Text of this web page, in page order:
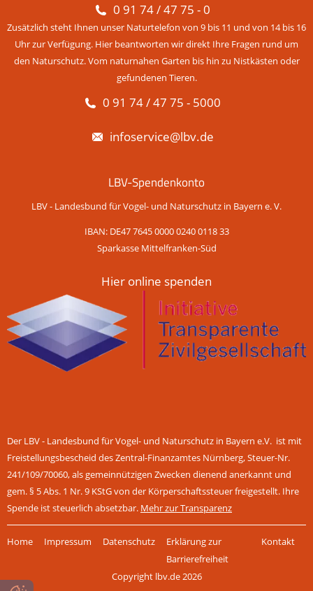
0 91 74 / 47 75 - 0
Zusätzlich steht Ihnen unser Naturtelefon von 9 bis 11 und von 14 bis 16
Uhr zur Verfügung. Hier beantworten wir direkt Ihre Fragen rund um
den Naturschutz. Vom naturnahen Garten bis hin zu Nistkästen oder
gefundenen Tieren.
0 91 74 / 47 75 - 5000
infoservice@lbv.de
LBV-Spendenkonto
LBV - Landesbund für Vogel- und Naturschutz in Bayern e. V.
IBAN: DE47 7645 0000 0240 0118 33
Sparkasse Mittelfranken-Süd
Hier online spenden
Der LBV - Landesbund für Vogel- und Naturschutz in Bayern e.V. ist mit
Freistellungsbescheid des Zentral-Finanzamtes Nürnberg, Steuer-Nr.
241/109/70060, als gemeinnützigen Zwecken dienend anerkannt und
gem. § 5 Abs. 1 Nr. 9 KStG von der Körperschaftssteuer freigestellt. Ihre
Spende ist steuerlich absetzbar. Mehr zur Transparenz
überspringen
Home Impressum Datenschutz
Erklärung zur
Barrierefreiheit
Kontakt
Copyright lbv.de 2026